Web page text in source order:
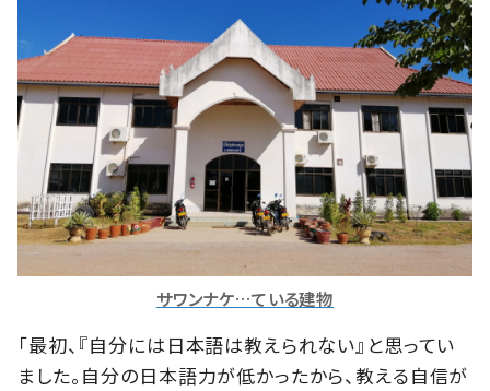
サワンナケ…ている建物
「最初、『自分には日本語は教えられない』と思ってい
ました。自分の日本語力が低かったから、教える自信が